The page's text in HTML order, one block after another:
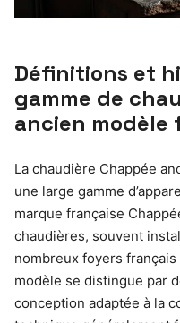
Définitions et
gamme de
ancien modèle
La chaudière Chappée
une large gamme
marque française
chaudières, souvent
nombreux foyers
modèle se distingue par
conception adaptée à la